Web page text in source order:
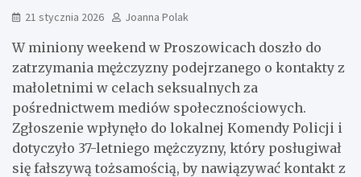
21 stycznia 2026 Joanna Polak
W miniony weekend w Proszowicach doszło do
zatrzymania mężczyzny podejrzanego o kontakty z
małoletnimi w celach seksualnych za
pośrednictwem mediów społecznościowych.
Zgłoszenie wpłynęło do lokalnej Komendy Policji i
dotyczyło 37-letniego mężczyzny, który posługiwał
się fałszywą tożsamością, by nawiązywać kontakt z